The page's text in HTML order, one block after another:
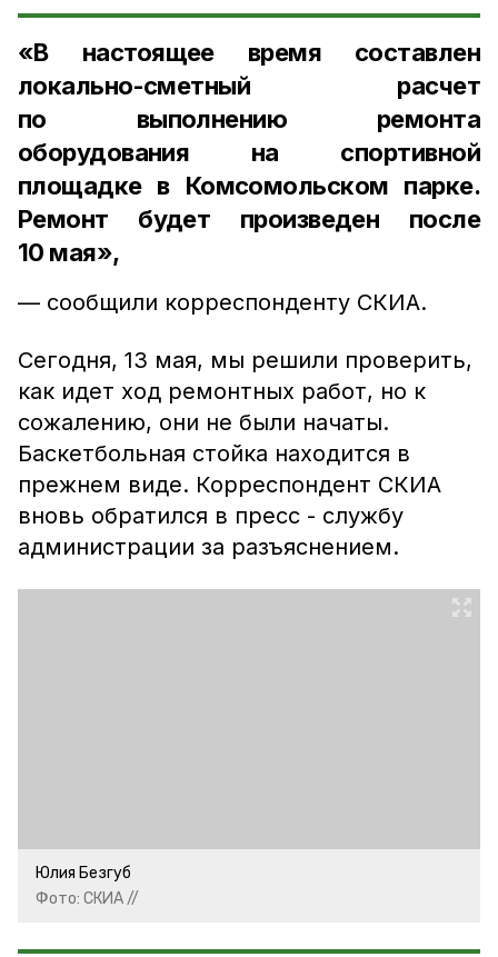
«В настоящее время составлен
локально-сметный расчет
по выполнению ремонта
оборудования на спортивной
площадке в Комсомольском парке.
Ремонт будет произведен после
10 мая»,
— сообщили корреспонденту СКИА.
Сегодня, 13 мая, мы решили проверить,
как идет ход ремонтных работ, но к
сожалению, они не были начаты.
Баскетбольная стойка находится в
прежнем виде. Корреспондент СКИА
вновь обратился в пресс - службу
администрации за разъяснением.
Юлия Безгуб
Фото: СКИА //